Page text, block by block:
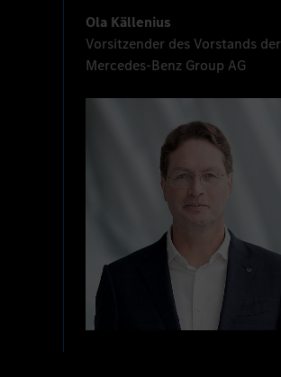
Ola Källenius
Vorsitzender des Vorstands der
Mercedes-Benz Group AG